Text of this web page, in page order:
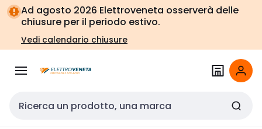
Vai alla
navigazione
Vai
alla
pagina
Ad agosto 2026 Elettroveneta osserverà delle
chiusure per il periodo estivo.
Vedi calendario chiusure
Cerca input